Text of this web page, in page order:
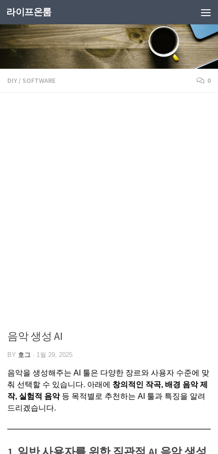
라이프온룸
DIY / SOFTWARE 0
음악 생성 AI
BY 호그 · 1월 29, 2025
음악을 생성해주는 AI 툴은 다양한 장르와 사용자 수준에 맞
춰 선택할 수 있습니다. 아래에 창의적인 작곡, 배경 음악 제
작, 실험적 음악등 목적별로 추천하는 AI 툴과 특징을 알려
드리겠습니다.